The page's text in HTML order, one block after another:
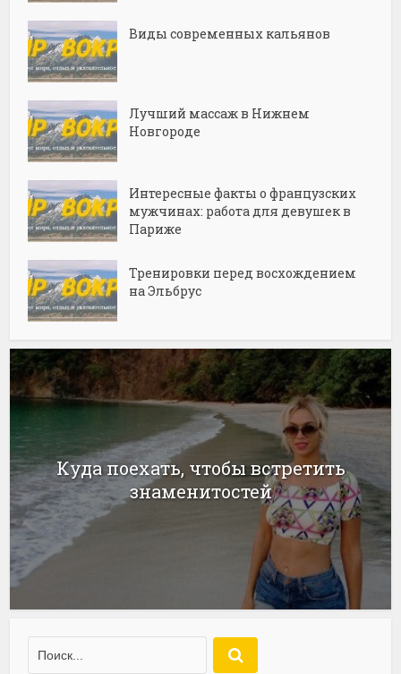
Виды современных кальянов
Лучший массаж в Нижнем
Новгороде
Интересные факты о французских
мужчинах: работа для девушек в
Париже
Тренировки перед восхождением
на Эльбрус
Куда поехать, чтобы встретить
знаменитостей